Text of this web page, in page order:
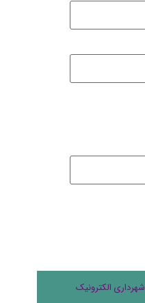
شهرداری الکترونیک